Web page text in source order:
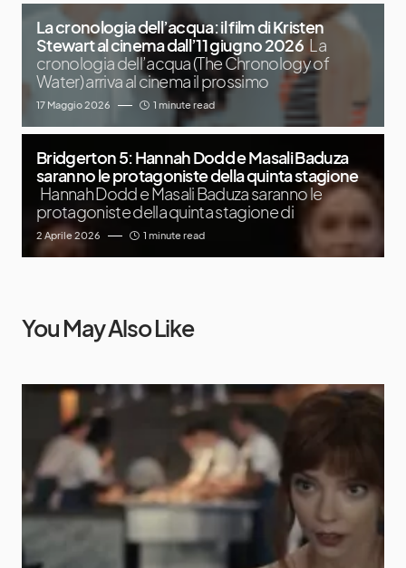
La cronologia dell’acqua: il film di Kristen
Stewart al cinema dall’11 giugno 2026 La
cronologia dell’acqua (The Chronology of
Water) arriva al cinema il prossimo
17 Maggio 2026 1 minute read
Bridgerton 5: Hannah Dodd e Masali Baduza
saranno le protagoniste della quinta stagione
Hannah Dodd e Masali Baduza saranno le
protagoniste della quinta stagione di
2 Aprile 2026 1 minute read
You May Also Like